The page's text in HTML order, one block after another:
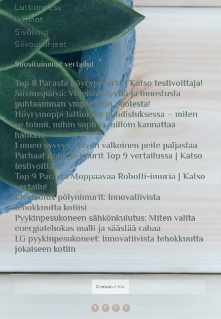
Lattianpesu
Ikkunat
Sisäilma
Siivousohjeet
Suosituimmat vertailut
Top 8 Parasta höyrypesuria | Katso testivoittaja!
Siivouspäivä: Yhteisöllisyyttä ja innostusta
puhtaamman ympäristön puolesta!
Höyrymoppi lattioiden puhdistuksessa – miten
se toimii, mihin sopii ja milloin kannattaa
hankkia
Lumen syvyys: Talven valkoinen peite paljastaa
Parhaat Robotti-imurit Top 9 vertailussa | Katso
testivoittaja!
Top 9 Parasta Moppaavaa Robotti-imuria | Katso
vertailu!
Electrolux pölynimurit: Innovatiivista
tehokkuutta kotiisi
Pyykinpesukoneen sähkönkulutus: Miten valita
energiatehokas malli ja säästää rahaa
LG pyykinpesukoneet: Innovatiivista tehokkuutta
jokaiseen kotiin